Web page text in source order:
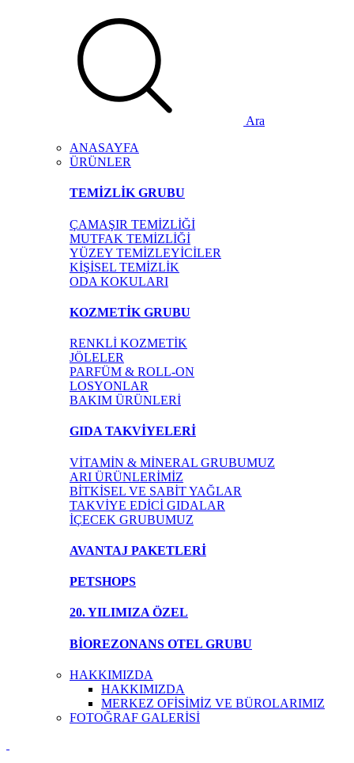
Ara
ANASAYFA
ÜRÜNLER
TEMİZLİK GRUBU
ÇAMAŞIR TEMİZLİĞİ
MUTFAK TEMİZLİĞİ
YÜZEY TEMİZLEYİCİLER
KİŞİSEL TEMİZLİK
ODA KOKULARI
KOZMETİK GRUBU
RENKLİ KOZMETİK
JÖLELER
PARFÜM & ROLL-ON
LOSYONLAR
BAKIM ÜRÜNLERİ
GIDA TAKVİYELERİ
VİTAMİN & MİNERAL GRUBUMUZ
ARI ÜRÜNLERİMİZ
BİTKİSEL VE SABİT YAĞLAR
TAKVİYE EDİCİ GIDALAR
İÇECEK GRUBUMUZ
AVANTAJ PAKETLERİ
PETSHOPS
20. YILIMIZA ÖZEL
BİOREZONANS OTEL GRUBU
HAKKIMIZDA
HAKKIMIZDA
MERKEZ OFİSİMİZ VE BÜROLARIMIZ
FOTOĞRAF GALERİSİ